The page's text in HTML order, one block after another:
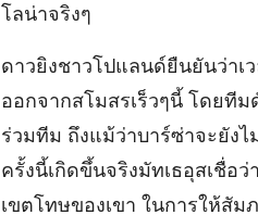
โลน่าจริงๆ
ดาวยิงชาวโปแลนด์ยืนยันว่าเ
ออกจากสโมสรเร็วๆนี้ โดยที
ร่วมทีม ถึงแม้ว่าบาร์ซ่าจะยัง
ครั้งนี้เกิดขึ้นจริงมัทเธอุสเชื่อ
เขตโทษของเขา ในการให้สั